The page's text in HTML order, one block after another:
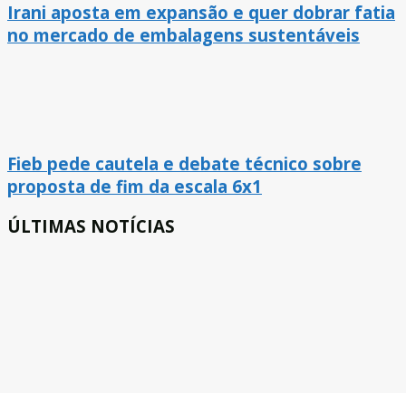
Irani aposta em expansão e quer dobrar fatia
no mercado de embalagens sustentáveis
Fieb pede cautela e debate técnico sobre
proposta de fim da escala 6x1
ÚLTIMAS NOTÍCIAS